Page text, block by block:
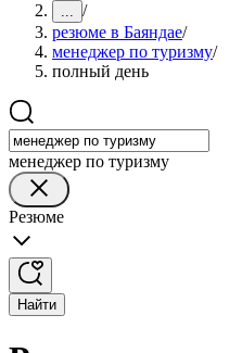
... /
резюме в Баяндае/
менеджер по туризму/
полный день
менеджер по туризму
Резюме
Найти